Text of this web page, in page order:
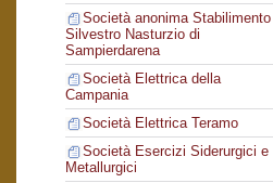
Società anonima Stabilimento
Silvestro Nasturzio di
Sampierdarena
Società Elettrica della
Campania
Società Elettrica Teramo
Società Esercizi Siderurgici e
Metallurgici